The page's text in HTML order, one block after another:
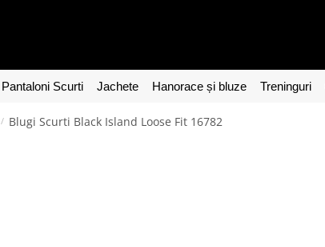
Pantaloni Scurti Jachete Hanorace și bluze Treninguri
/ Blugi Scurti Black Island Loose Fit 16782